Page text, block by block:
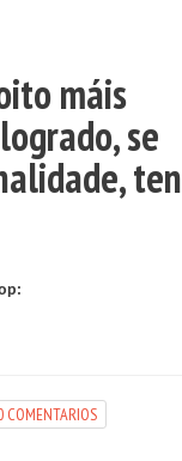
máis
se
ten
COMENTARIOS